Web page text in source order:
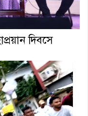
দিবসে